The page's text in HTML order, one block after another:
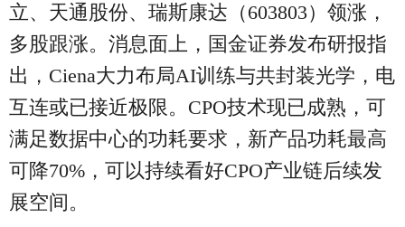
立、天通股份、瑞斯康达（603803）领涨，
多股跟涨。消息面上，国金证券发布研报指
出，Ciena大力布局AI训练与共封装光学，电
互连或已接近极限。CPO技术现已成熟，可
满足数据中心的功耗要求，新产品功耗最高
可降70%，可以持续看好CPO产业链后续发
展空间。